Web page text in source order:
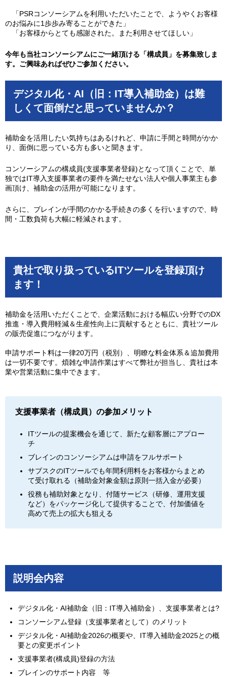
「PSRコンソーシアムを利用いただいたことで、ようやくお客様
のお悩みに1歩歩み寄ることができた」
「お客様からとても感謝された。また利用させてほしい」
今年も当社コンソーシアムにご一緒頂ける「構成員」を募集致しま
す。ご興味あればぜひご参加ください。
デジタル化・AI（旧：IT導入補助金）は難
しくて面倒だと思っていませんか？
補助金を活用したい気持ちはあるけれど、申請に手間と時間がかか
り、面倒に思っている方も多いと聞きます。
コンソーシアムの構成員(支援事業者登録)となって頂くことで、単
独ではIT導入支援事業者の要件を満たせない法人や個人事業主も参
画頂け、補助金の活用が可能になります。
さらに、ブレインが手間のかかる手続きの多くを行いますので、時
間・工数負荷も大幅に軽減されます。
貴社で取り扱っているITツールを登録頂け
ます！
補助金を活用いただくことで、企業活動における幅広い分野でのDX
推進・導入費用軽減＆生産性向上に貢献するとともに、貴社ツール
の販売促進につながります。
申請サポート料は一律20万円（税別）、明瞭な料金体系＆追加費用
は一切不要です。煩雑な申請作業はすべて弊社が担当し、貴社は本
業や営業活動に集中できます。
支援事業者（構成員）の参加メリット
ITツールの提案機会を通じて、新たな顧客層にアプロー
チ
ブレインのコンソーシアムは申請をフルサポート
サブスクのITツールでも年間利用料をお客様からまとめ
て受け取れる（補助金対象金額は原則一括入金が必要）
役務も補助対象となり、付随サービス（研修、運用支援
など）をパッケージ化して提供することで、付加価値を
高めて売上の拡大も狙える
説明会内容
デジタル化・AI補助金（旧：IT導入補助金）、支援事業者とは?
コンソーシアム登録（支援事業者として）のメリット
デジタル化・AI補助金2026の概要や、IT導入補助金2025との概
要との変更ポイント
支援事業者(構成員)登録の方法
ブレインのサポート内容 等